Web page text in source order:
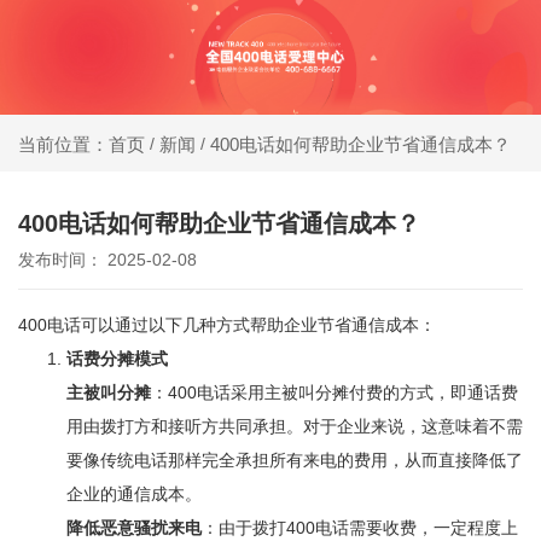
400电话受理中心
办400电话就选小轨®400，大品牌，号码
格，
服务
更优
当前位置：首页 / 新闻 / 400电话如何帮助企业节省通信成本？
400电话如何帮助企业节省通信成本？
发布时间： 2025-02-08
400电话可以通过以下几种方式帮助企业节省通信成本：
话费分摊模式
主被叫分摊 ：400电话采用主被叫分摊付费的方式，即通话费
用由拨打方和接听方共同承担。对于企业来说，这意味着不需
要像传统电话那样完全承担所有来电的费用，从而直接降低了
企业的通信成本。
降低恶意骚扰来电：由于拨打400电话需要收费，一定程度上